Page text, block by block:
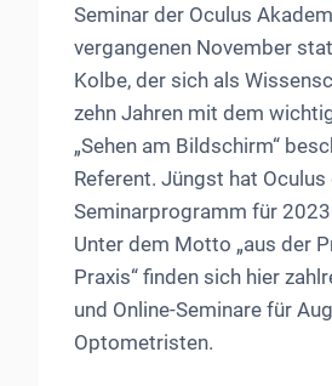
Seminar der Oculus
vergangenen November
Kolbe, der sich als
zehn Jahren mit dem
„Sehen am Bildschirm“
Referent. Jüngst hat Oculus
Seminarprogramm für
Unter dem Motto „aus der
Praxis“ finden sich hier
und Online-Seminare für
Optometristen.